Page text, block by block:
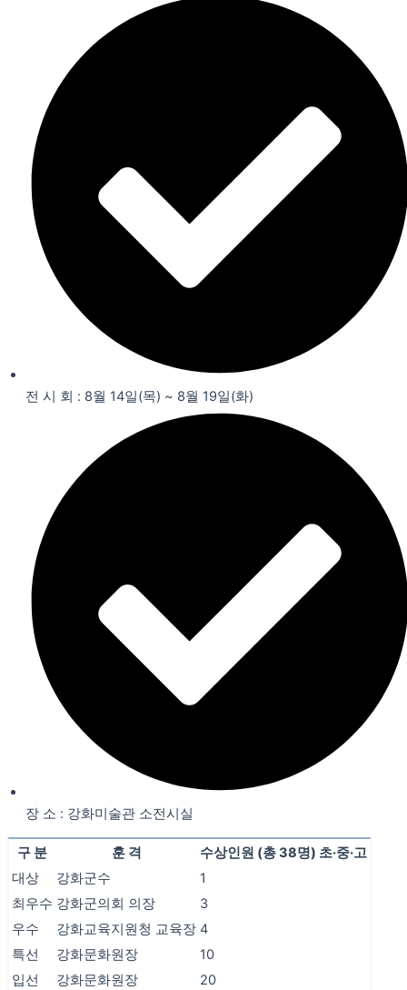
전 시 회 : 8월 14일(목) ~ 8월 19일(화)
장 소 : 강화미술관 소전시실
구 분 훈 격
수상인원 (총 38명) 초·중·고
대상
강화군수
1
최우수 강화군의회 의장
3
우수
강화교육지원청 교육장 4
특선
강화문화원장
10
입선
강화문화원장 20